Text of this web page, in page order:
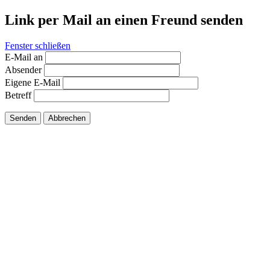
Link per Mail an einen Freund senden
Fenster schließen
E-Mail an
Absender
Eigene E-Mail
Betreff
Senden Abbrechen